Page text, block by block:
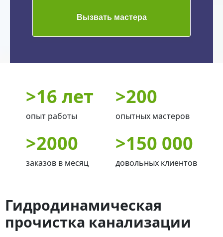
Вызвать мастера
>16 лет
опыт работы
>200
опытных мастеров
>2000
заказов в месяц
>150 000
довольных клиентов
Гидродинамическая
прочистка канализации